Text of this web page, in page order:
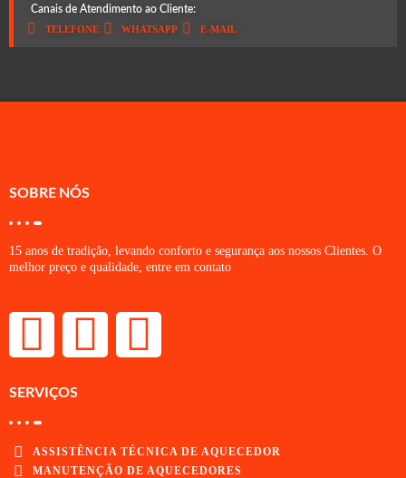
Canais de Atendimento ao Cliente:
TELEFONE
WHATSAPP E-MAIL
SOBRE NÓS
15 anos de tradição, levando conforto e segurança aos nossos Clientes. O
melhor preço e qualidade, entre em contato
SERVIÇOS
ASSISTÊNCIA TÉCNICA DE AQUECEDOR
MANUTENÇÃO DE AQUECEDORES